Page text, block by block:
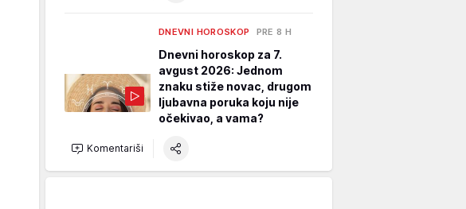
DNEVNI HOROSKOP PRE 8 H
Dnevni horoskop za 7.
avgust 2026: Jednom
znaku stiže novac, drugom
ljubavna poruka koju nije
očekivao, a vama?
Komentariši